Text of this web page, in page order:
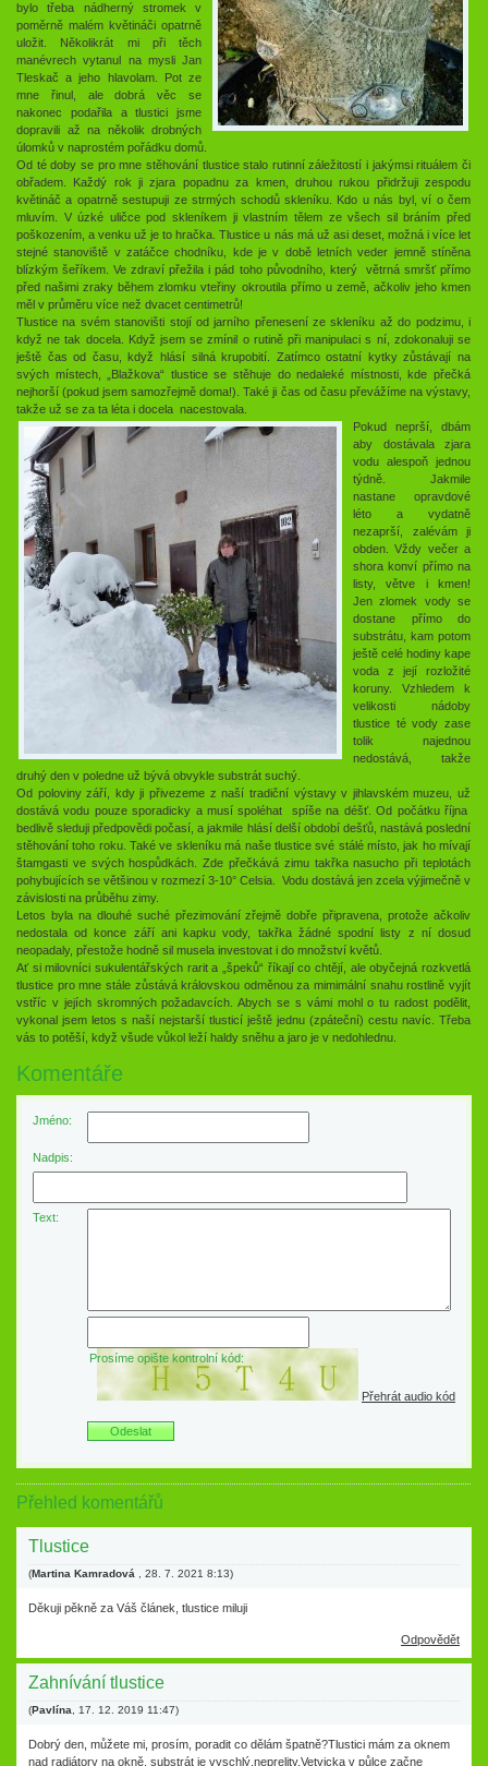
bylo třeba nádherný stromek v
poměrně malém květináči opatrně
uložit. Několikrát mi při těch
manévrech vytanul na mysli Jan
Tleskač a jeho hlavolam. Pot ze
mne řinul, ale dobrá věc se
nakonec podařila a tlustici jsme
dopravili až na několik drobných
úlomků v naprostém pořádku domů.
Od té doby se pro mne stěhování tlustice stalo rutinní záležitostí i jakýmsi rituálem či
obřadem. Každý rok ji zjara popadnu za kmen, druhou rukou přidržuji zespodu
květináč a opatrně sestupuji ze strmých schodů skleníku. Kdo u nás byl, ví o čem
mluvím. V úzké uličce pod skleníkem ji vlastním tělem ze všech sil bráním před
poškozením, a venku už je to hračka. Tlustice u nás má už asi deset, možná i více let
stejné stanoviště v zatáčce chodníku, kde je v době letních veder jemně stíněna
blízkým šeříkem. Ve zdraví přežila i pád toho původního, který větrná smršť přímo
před našimi zraky během zlomku vteřiny okroutila přímo u země, ačkoliv jeho kmen
měl v průměru více než dvacet centimetrů!
Tlustice na svém stanovišti stojí od jarního přenesení ze skleníku až do podzimu, i
když ne tak docela. Když jsem se zmínil o rutině při manipulaci s ní, zdokonaluji se
ještě čas od času, když hlásí silná krupobití. Zatímco ostatní kytky zůstávají na
svých místech, „Blažkova“ tlustice se stěhuje do nedaleké místnosti, kde přečká
nejhorší (pokud jsem samozřejmě doma!). Také ji čas od času převážíme na výstavy,
takže už se za ta léta i docela nacestovala.
Pokud neprší, dbám
aby dostávala zjara
vodu alespoň jednou
týdně. Jakmile
nastane opravdové
léto a vydatně
nezaprší, zalévám ji
obden. Vždy večer a
shora konví přímo na
listy, větve i kmen!
Jen zlomek vody se
dostane přímo do
substrátu, kam potom
ještě celé hodiny kape
voda z její rozložité
koruny. Vzhledem k
velikosti nádoby
tlustice té vody zase
tolik najednou
nedostává, takže
druhý den v poledne už bývá obvykle substrát suchý.
Od poloviny září, kdy ji přivezeme z naší tradiční výstavy v jihlavském muzeu, už
dostává vodu pouze sporadicky a musí spoléhat spíše na déšť. Od počátku října
bedlivě sleduji předpovědi počasí, a jakmile hlásí delší období dešťů, nastává poslední
stěhování toho roku. Také ve skleníku má naše tlustice své stálé místo, jak ho mívají
štamgasti ve svých hospůdkách. Zde přečkává zimu takřka nasucho při teplotách
pohybujících se většinou v rozmezí 3-10° Celsia. Vodu dostává jen zcela výjimečně v
závislosti na průběhu zimy.
Letos byla na dlouhé suché přezimování zřejmě dobře připravena, protože ačkoliv
nedostala od konce září ani kapku vody, takřka žádné spodní listy z ní dosud
neopadaly, přestože hodně sil musela investovat i do množství květů.
Ať si milovníci sukulentářských rarit a „špeků“ říkají co chtějí, ale obyčejná rozkvetlá
tlustice pro mne stále zůstává královskou odměnou za mimimální snahu rostlině vyjít
vstříc v jejích skromných požadavcích. Abych se s vámi mohl o tu radost podělit,
vykonal jsem letos s naší nejstarší tlusticí ještě jednu (zpáteční) cestu navíc. Třeba
vás to potěší, když všude vůkol leží haldy sněhu a jaro je v nedohlednu.
Komentáře
Jméno:
Nadpis:
Text:
Prosíme opište kontrolní kód:
Přehrát audio kód
Přehled komentářů
Tlustice
(Martina Kamradová 28. 7. 2021 8:13)
Děkuji pěkně za Váš článek, tlustice miluji
Odpovědět
Zahnívání tlustice
(Pavlína 17. 12. 2019 11:47)
Dobrý den, můžete mi, prosím, poradit co dělám špatně?Tlustici mám za oknem
nad radiátory na okně, substrát je vyschlý,neprelity.Vetvicka v půlce začne